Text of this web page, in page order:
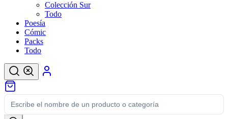
Colección Sur
Todo
Poesía
Cómic
Packs
Todo